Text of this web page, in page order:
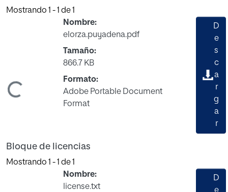
Mostrando 1 - 1 de 1
Nombre:
elorza.puyadena.pdf
Tamaño:
866.7 KB
Formato:
Adobe Portable Document
Format
D
e
s
c
a
r
g
a
r
Bloque de licencias
Mostrando 1 - 1 de 1
Nombre:
license.txt
D
e